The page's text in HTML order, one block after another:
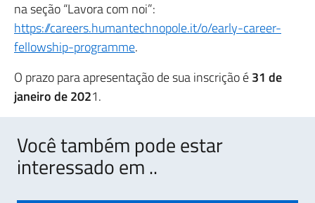
na seção “Lavora com noi”:
https://careers.humantechnopole.it/o/early-career-
fellowship-programme.
O prazo para apresentação de sua inscrição é31 de
janeiro de 2021.
Você também pode estar
interessado em ..